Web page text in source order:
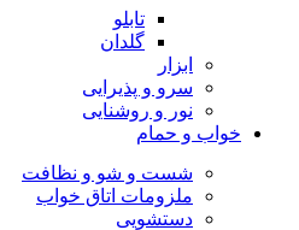
تابلو
گلدان
ابزار
سرو و پذیرایی
نور و روشنایی
خواب و حمام
شست و شو و نظافت
ملزومات اتاق خواب
دستشویی